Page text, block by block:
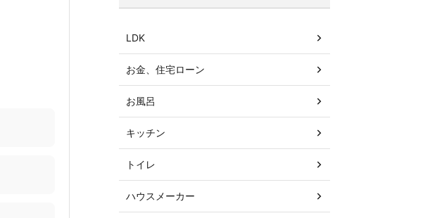
LDK
お金、住宅ローン
お風呂
キッチン
トイレ
ハウスメーカー